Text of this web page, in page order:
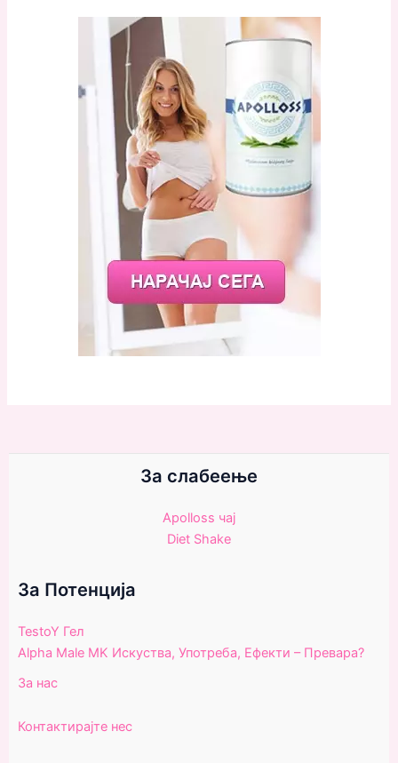
За слабеење
Apolloss чаj
Diet Shake
За Потенциjа
TestoY Гел
Alpha Male MK Искуства, Употреба, Ефекти – Превара?
За нас
Контактирајте неc